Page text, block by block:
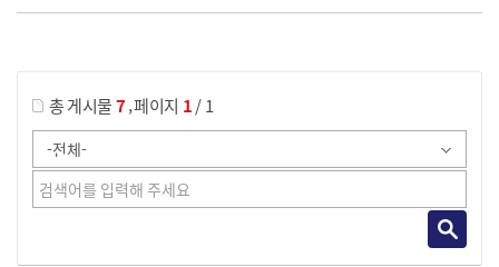
총 게시물7,페이지 1/ 1